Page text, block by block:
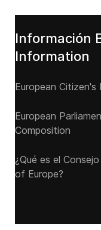
Información
Information
European Citizen's
European
Composition
¿Qué es el
of Europe?